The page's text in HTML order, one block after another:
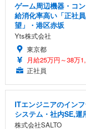
ゲーム周辺機器・コ
給消化率高い「正社
望」・港区赤坂
Yts株式会社
東京都
月給25万円～38万
正社員
ITエンジニアのイン
システム・社内SE,
株式会社SALTO